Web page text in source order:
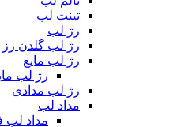
تینت لب
رژ لب
رژ لب گلدن رز
رژ لب مایع
رژ لب
رژ لب مدادی
مداد لب
مداد لب